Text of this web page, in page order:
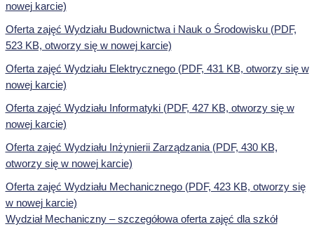
nowej karcie)
Oferta zajęć Wydziału Budownictwa i Nauk o Środowisku (PDF,
523 KB, otworzy się w nowej karcie)
Oferta zajęć Wydziału Elektrycznego (PDF, 431 KB, otworzy się w
nowej karcie)
Oferta zajęć Wydziału Informatyki (PDF, 427 KB, otworzy się w
nowej karcie)
Oferta zajęć Wydziału Inżynierii Zarządzania (PDF, 430 KB,
otworzy się w nowej karcie)
Oferta zajęć Wydziału Mechanicznego (PDF, 423 KB, otworzy się
w nowej karcie)
Wydział Mechaniczny – szczegółowa oferta zajęć dla szkół